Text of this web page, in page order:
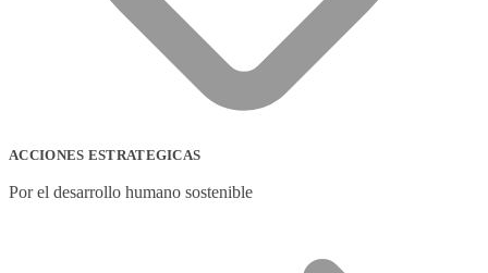
ACCIONES ESTRATEGICAS
Por el desarrollo humano sostenible